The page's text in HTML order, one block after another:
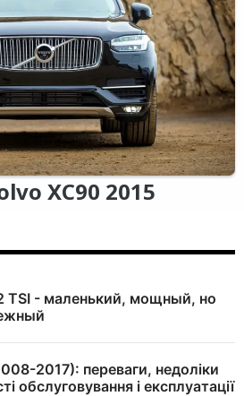
XC90 2015
TSI - маленький, мощный, но
2017): переваги, недоліки
обслуговування і експлуатації